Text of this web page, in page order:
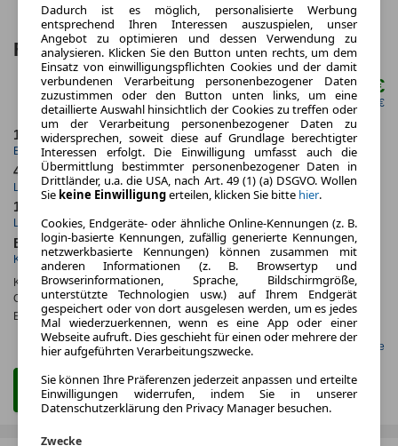
Ferrari SF90
ab mtl.6.426,13 €
netto mtl. 5.400,00 €
11.2023
Erstzulassung
5.000,0 km
Jahrliche Fahrleistung
48 Monate
Laufzeit
300 km
Kilometerstand
1.0
Leasingfaktor Leistung
Benzin
Kraftstoff
Kraftstoffverbr.¹: ca. 9,3 l/100km(komb.)
CO
-Emissionen*:ca. 160 g/km(komb.)
Effizienzklasse: F
Gefunden auf LeasingMarkt.de
Zum Leasing Angebot
Dadurch ist es möglich, personalisierte Werbung
entsprechend Ihren Interessen auszuspielen, unser
Angebot zu optimieren und dessen Verwendung zu
analysieren. Klicken Sie den Button unten rechts, um dem
Einsatz von einwilligungspflichten Cookies und der damit
verbundenen Verarbeitung personenbezogener Daten
zuzustimmen oder den Button unten links, um eine
detaillierte Auswahl hinsichtlich der Cookies zu treffen oder
um der Verarbeitung personenbezogener Daten zu
widersprechen, soweit diese auf Grundlage berechtigter
Interessen erfolgt. Die Einwilligung umfasst auch die
Übermittlung bestimmter personenbezogener Daten in
Drittländer, u.a. die USA, nach Art. 49 (1) (a) DSGVO. Wollen
Sie keine Einwilligungerteilen, klicken Sie bitte hier.
Cookies, Endgeräte- oder ähnliche Online-Kennungen (z. B.
login-basierte Kennungen, zufällig generierte Kennungen,
netzwerkbasierte Kennungen) können zusammen mit
anderen Informationen (z. B. Browsertyp und
Browserinformationen, Sprache, Bildschirmgröße,
unterstützte Technologien usw.) auf Ihrem Endgerät
gespeichert oder von dort ausgelesen werden, um es jedes
Mal wiederzuerkennen, wenn es eine App oder einer
Webseite aufruft. Dies geschieht für einen oder mehrere der
hier aufgeführten Verarbeitungszwecke.
Sie können Ihre Präferenzen jederzeit anpassen und erteilte
Einwilligungen widerrufen, indem Sie in unserer
Datenschutzerklärung den Privacy Manager besuchen.
Zwecke